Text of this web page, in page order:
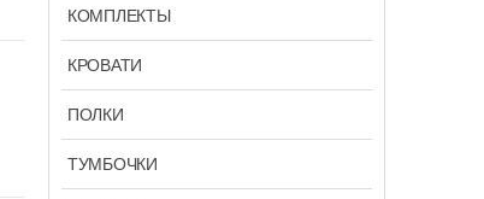
КОМПЛЕКТЫ
КРОВАТИ
ПОЛКИ
ТУМБОЧКИ